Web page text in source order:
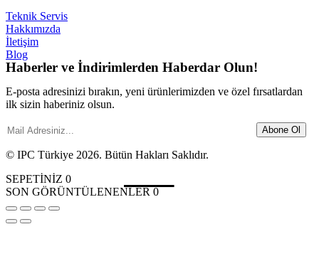
Teknik Servis
Hakkımızda
İletişim
Blog
Haberler ve İndirimlerden Haberdar Olun!
E-posta adresinizi bırakın, yeni ürünlerimizden ve özel fırsatlardan
ilk sizin haberiniz olsun.
Abone Ol
© IPC Türkiye 2026. Bütün Hakları Saklıdır.
SEPETİNİZ 0
SON GÖRÜNTÜLENENLER 0